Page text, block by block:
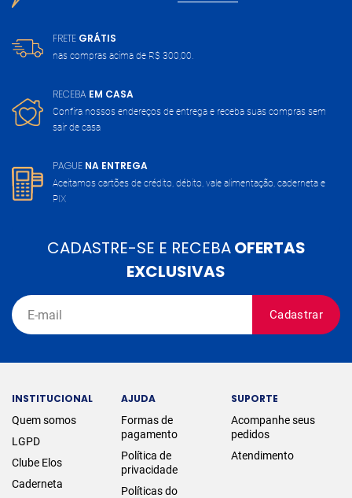
FRETE GRÁTIS
nas compras acima de R$ 300,00.
RECEBA EM CASA
Confira nossos endereços de entrega e receba suas compras sem
sair de casa
PAGUE NA ENTREGA
Aceitamos cartões de crédito, débito, vale alimentação, caderneta e
PIX
CADASTRE-SE E RECEBAOFERTAS
EXCLUSIVAS
Cadastrar
INSTITUCIONAL
Quem somos
LGPD
Clube Elos
Caderneta
AJUDA
Formas de
pagamento
Política de
privacidade
Políticas do
SUPORTE
Acompanhe seus
pedidos
Atendimento